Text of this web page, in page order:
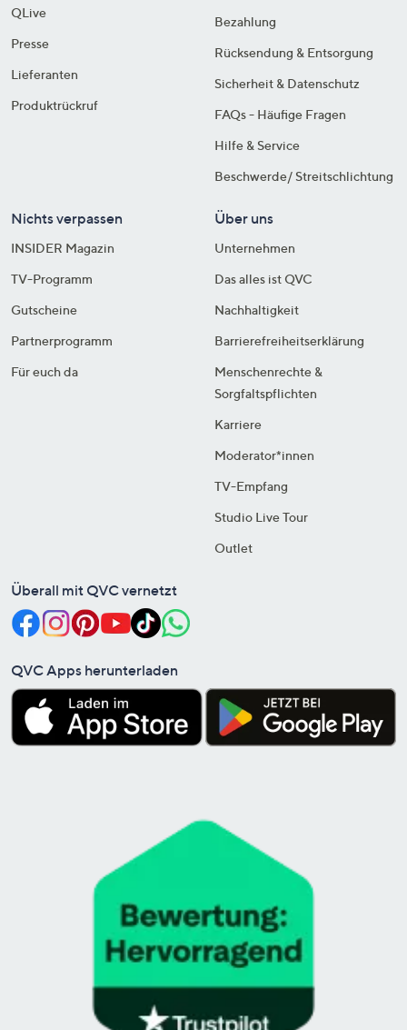
QLive
Presse
Lieferanten
Produktrückruf
Bezahlung
Rücksendung & Entsorgung
Sicherheit & Datenschutz
FAQs - Häufige Fragen
Hilfe & Service
Beschwerde/ Streitschlichtung
Nichts verpassen
INSIDER Magazin
TV-Programm
Gutscheine
Partnerprogramm
Für euch da
Über uns
Unternehmen
Das alles ist QVC
Nachhaltigkeit
Barrierefreiheitserklärung
Menschenrechte &
Sorgfaltspflichten
Karriere
Moderator*innen
TV-Empfang
Studio Live Tour
Outlet
Überall mit QVC vernetzt
QVC Apps herunterladen